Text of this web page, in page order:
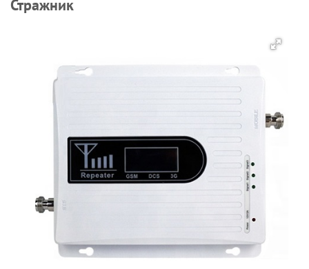
Стражник